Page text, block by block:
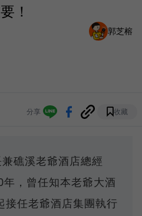
！
郭芝榕
分享 收藏
礁溪老爺酒店總經
，曾任知本老爺大酒
接任老爺酒店集團執行